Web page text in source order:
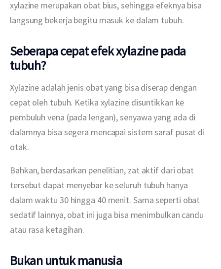
xylazine merupakan obat bius, sehingga efeknya bisa
langsung bekerja begitu masuk ke dalam tubuh.
Seberapa cepat efek xylazine pada
tubuh?
Xylazine adalah jenis obat yang bisa diserap dengan
cepat oleh tubuh. Ketika xylazine disuntikkan ke
pembuluh vena (pada lengan), senyawa yang ada di
dalamnya bisa segera mencapai sistem saraf pusat di
otak.
Bahkan, berdasarkan penelitian, zat aktif dari obat
tersebut dapat menyebar ke seluruh tubuh hanya
dalam waktu 30 hingga 40 menit. Sama seperti obat
sedatif lainnya, obat ini juga bisa menimbulkan candu
atau rasa ketagihan.
Bukan untuk manusia